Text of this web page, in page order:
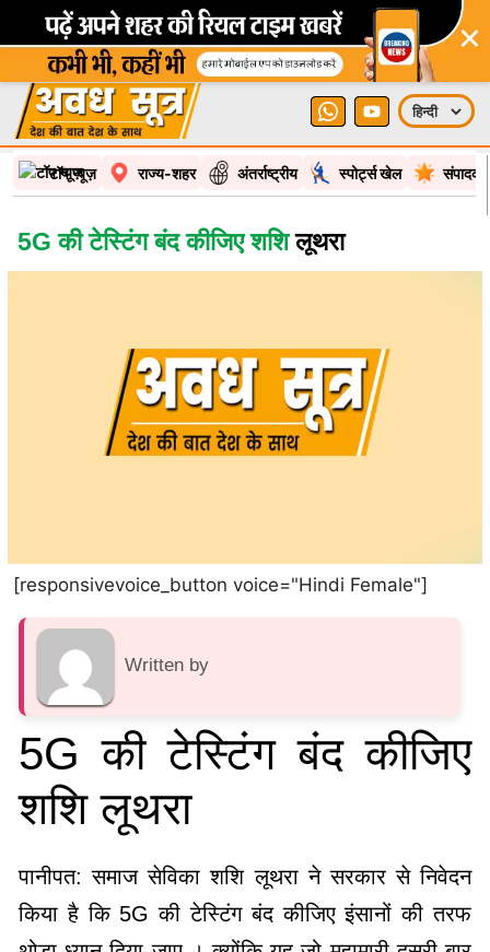
×
टॉप न्यूज़ राज्य-शहर अंतर्राष्ट्रीय स्पोर्ट्स खेल
5G की टेस्टिंग बंद कीजिए शशिलूथरा
[responsivevoice_button voice="Hindi Female"]
Written by
5G की टेस्टिंग बंद कीजिए
शशि लूथरा
पानीपत: समाज सेविका शशि लूथरा ने सरकार से निवेदन
किया है कि 5G की टेस्टिंग बंद कीजिए इंसानों की तरफ